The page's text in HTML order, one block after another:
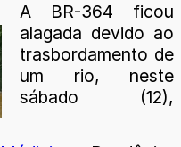
A BR-364 ficou
alagada devido ao
trasbordamento de
um rio, neste
sábado (12),